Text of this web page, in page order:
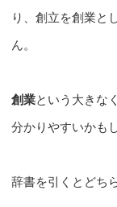
り、創立を創業と
ん。
創業という大きな
分かりやすいかも
辞書を引くとどち